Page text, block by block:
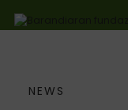
Ir directamente
NEWS